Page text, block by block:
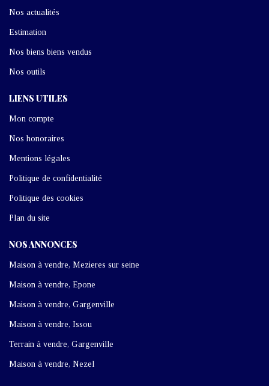
Nos actualités
Estimation
Nos biens biens vendus
Nos outils
LIENS UTILES
Mon compte
Nos honoraires
Mentions légales
Politique de confidentialité
Politique des cookies
Plan du site
NOS ANNONCES
Maison à vendre, Mezieres sur seine
Maison à vendre, Epone
Maison à vendre, Gargenville
Maison à vendre, Issou
Terrain à vendre, Gargenville
Maison à vendre, Nezel